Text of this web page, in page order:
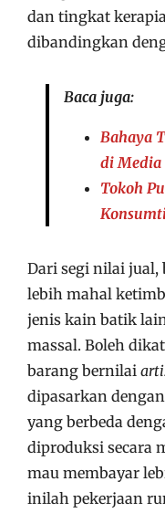
dan tingkat
dibandingkan
Baca juga:
Bahaya
di Media
Tokoh
Dari segi nilai
lebih mahal
jenis kain batik
massal. Boleh
barang bernilai
dipasarkan
yang berbeda
diproduksi secara
mau membayar
inilah pekerjaan